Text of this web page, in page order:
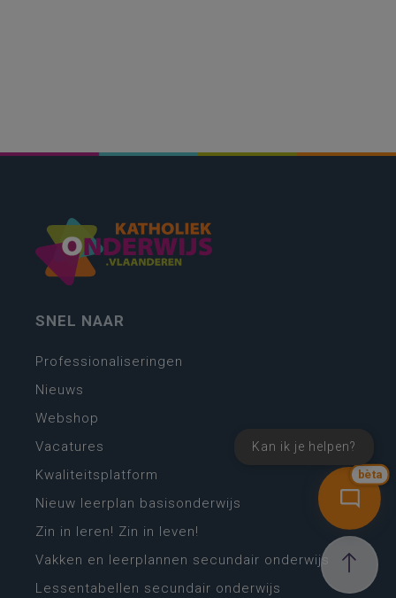
bèta
Kan ik je helpen?
SNEL NAAR
Professionaliseringen
Nieuws
Webshop
Vacatures
Kwaliteitsplatform
Nieuw leerplan basisonderwijs
Zin in leren! Zin in leven!
Vakken en leerplannen secundair onderwijs
Lessentabellen secundair onderwijs